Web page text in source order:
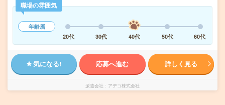
職場の雰囲気
年齢層
20代
30代 40代 50代 60代
気になる! 応募へ進む 詳しく見る
派遣会社 アデコ株式会社